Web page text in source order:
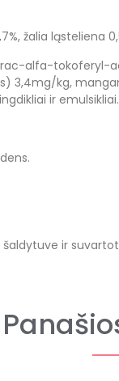
žalia ląsteliena
rac-alfa-
3,4mg/kg,
ir emulsikliai.
ir